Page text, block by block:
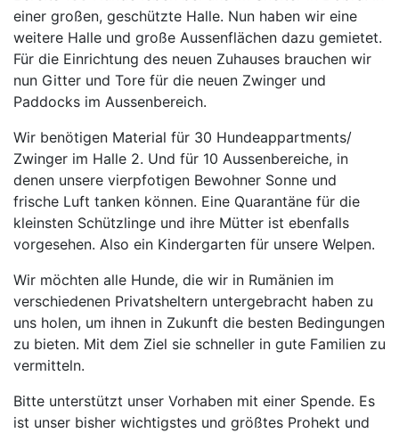
einer großen, geschützte Halle. Nun haben wir eine
weitere Halle und große Aussenflächen dazu gemietet.
Für die Einrichtung des neuen Zuhauses brauchen wir
nun Gitter und Tore für die neuen Zwinger und
Paddocks im Aussenbereich.
Wir benötigen Material für 30 Hundeappartments/
Zwinger im Halle 2. Und für 10 Aussenbereiche, in
denen unsere vierpfotigen Bewohner Sonne und
frische Luft tanken können. Eine Quarantäne für die
kleinsten Schützlinge und ihre Mütter ist ebenfalls
vorgesehen. Also ein Kindergarten für unsere Welpen.
Wir möchten alle Hunde, die wir in Rumänien im
verschiedenen Privatsheltern untergebracht haben zu
uns holen, um ihnen in Zukunft die besten Bedingungen
zu bieten. Mit dem Ziel sie schneller in gute Familien zu
vermitteln.
Bitte unterstützt unser Vorhaben mit einer Spende. Es
ist unser bisher wichtigstes und größtes Prohekt und